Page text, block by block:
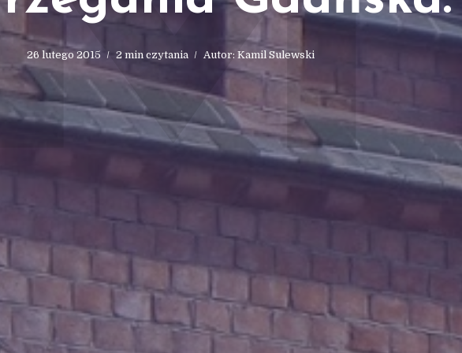
26 lutego 2015 2 min czytania Autor: Kamil Sulewski